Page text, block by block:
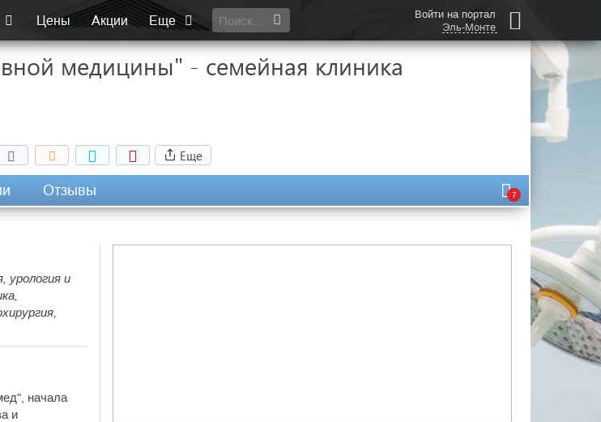
Цены Акции Еще
Войти на портал
Эль-Монте
медицины" - семейная клиника
Еще
Отзывы 7
урология и
начала
и